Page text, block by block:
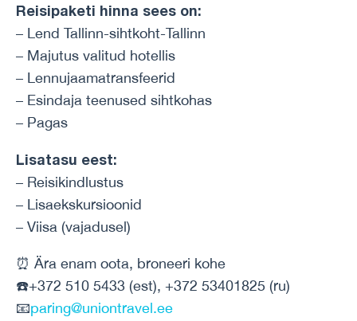
Reisipaketi hinna sees on:
– Lend Tallinn-sihtkoht-Tallinn
– Majutus valitud hotellis
– Lennujaamatransfeerid
– Esindaja teenused sihtkohas
– Pagas
Lisatasu eest:
– Reisikindlustus
– Lisaekskursioonid
– Viisa (vajadusel)
⏰ Ära enam oota, broneeri kohe
☎️+372 510 5433 (est), +372 53401825 (ru)
📧paring@uniontravel.ee